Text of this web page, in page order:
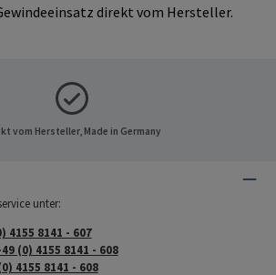
direkt vom Hersteller.
vom Hersteller, Made in Germany
unter:
4155 8141 - 607
(0) 4155 8141 - 608
4155 8141 - 608